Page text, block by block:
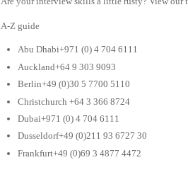
A-Z guide
Abu Dhabi+971 (0) 4 704 6111
Auckland+64 9 303 9093
Berlin+49 (0)30 5 7700 5110
Christchurch +64 3 366 8724
Dubai+971 (0) 4 704 6111
Dusseldorf+49 (0)211 93 6727 30
Frankfurt+49 (0)69 3 4877 4472